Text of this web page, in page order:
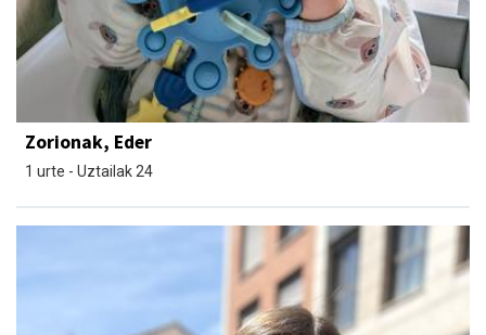
Zorionak, Eder
1 urte - Uztailak 24